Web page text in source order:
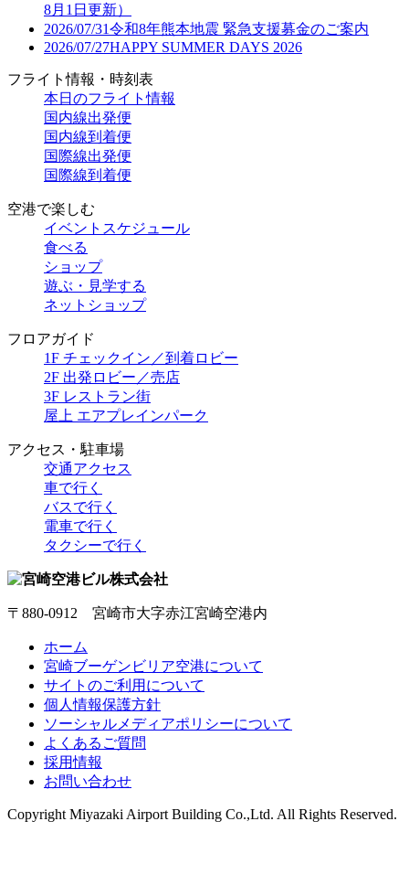
8月1日更新）
2026/07/31令和8年熊本地震 緊急支援募金のご案内
2026/07/27HAPPY SUMMER DAYS 2026
フライト情報・時刻表
本日のフライト情報
国内線出発便
国内線到着便
国際線出発便
国際線到着便
空港で楽しむ
イベントスケジュール
食べる
ショップ
遊ぶ・見学する
ネットショップ
フロアガイド
1F チェックイン／到着ロビー
2F 出発ロビー／売店
3F レストラン街
屋上 エアプレインパーク
アクセス・駐車場
交通アクセス
車で行く
バスで行く
電車で行く
タクシーで行く
〒880-0912 宮崎市大字赤江宮崎空港内
ホーム
宮崎ブーゲンビリア空港について
サイトのご利用について
個人情報保護方針
ソーシャルメディアポリシーについて
よくあるご質問
採用情報
お問い合わせ
Copyright Miyazaki Airport Building Co.,Ltd. All Rights Reserved.